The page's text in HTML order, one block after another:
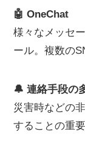
🤖 OneChat
様々なメッセ
ール。複数の
🔔 連絡手段の
災害時などの
することの重